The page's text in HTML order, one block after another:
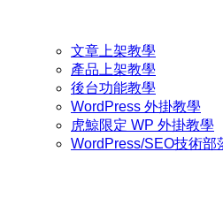
文章上架教學
產品上架教學
後台功能教學
WordPress 外掛教學
虎鯨限定 WP 外掛教學
WordPress/SEO技術部